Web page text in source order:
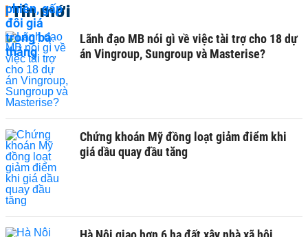
Tin mới
Lãnh đạo MB nói gì về việc tài trợ cho 18 dự
án Vingroup, Sungroup và Masterise?
Chứng khoán Mỹ đồng loạt giảm điểm khi
giá dầu quay đầu tăng